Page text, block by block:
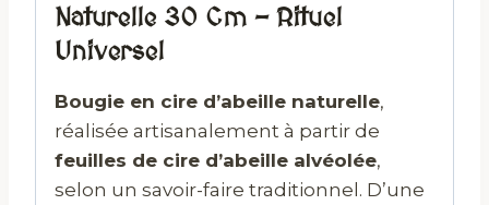
Naturelle 30 Cm – Rituel
Universel
Bougie en cire d’abeille naturelle,
réalisée artisanalement à partir de
feuilles de cire d’abeille alvéolée,
selon un savoir-faire traditionnel. D’une